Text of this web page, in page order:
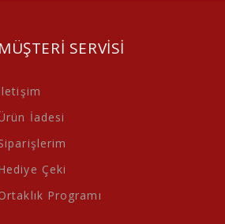
MÜŞTERI SERVISI
İadesi
Çeki
Programı